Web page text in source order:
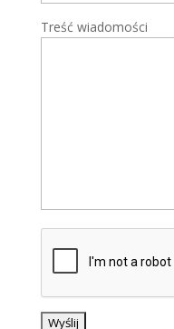
Treść wiadomości